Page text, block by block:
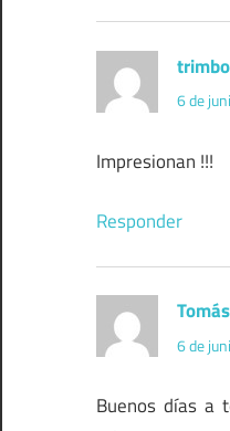
6 de
Impresionan !!!
Responder
Tomás
6 de
Buenos días a